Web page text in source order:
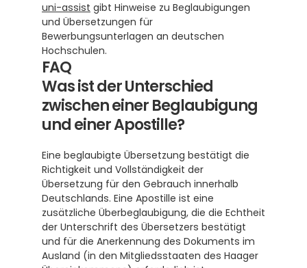
uni-assist gibt Hinweise zu Beglaubigungen
und Übersetzungen für
Bewerbungsunterlagen an deutschen
Hochschulen.
FAQ
Was ist der Unterschied
zwischen einer Beglaubigung
und einer Apostille?
Eine beglaubigte Übersetzung bestätigt die
Richtigkeit und Vollständigkeit der
Übersetzung für den Gebrauch innerhalb
Deutschlands. Eine Apostille ist eine
zusätzliche Überbeglaubigung, die die Echtheit
der Unterschrift des Übersetzers bestätigt
und für die Anerkennung des Dokuments im
Ausland (in den Mitgliedsstaaten des Haager